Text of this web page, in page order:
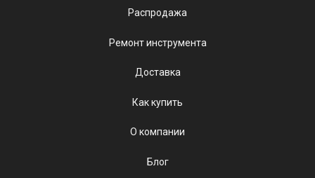
Распродажа
Ремонт инструмента
Доставка
Как купить
О компании
Блог